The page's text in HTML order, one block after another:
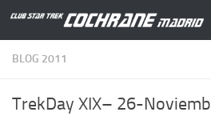
Saltar al contenido
BLOG 2011
TrekDay XIX– 26-